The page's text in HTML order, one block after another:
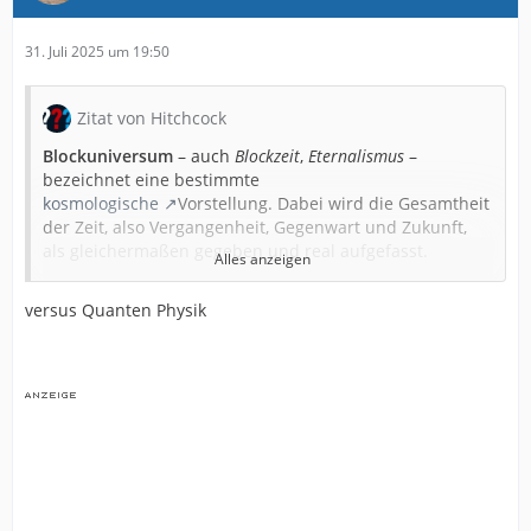
31. Juli 2025 um 19:50
Zitat von Hitchcock
Blockuniversum – auch Blockzeit, Eternalismus –
bezeichnet eine bestimmte
kosmologische
Vorstellung. Dabei wird die Gesamtheit
der Zeit, also Vergangenheit, Gegenwart und Zukunft,
als gleichermaßen gegeben und real aufgefasst.
Relativitätstheorie
Alles anzeigen
versus Quanten Physik